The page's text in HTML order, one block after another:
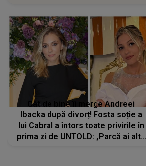
Cât de bine îi merge Andreei
Ibacka după divorț! Fosta soție a
lui Cabral a întors toate privirile în
prima zi de UNTOLD: „Parcă ai altă